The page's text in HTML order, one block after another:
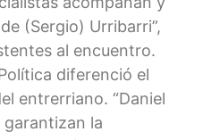
(Sergio) Urribarri”,
al encuentro.
diferenció el
entrerriano. “Daniel
la